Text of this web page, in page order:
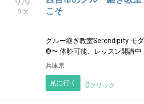
エアロ、ステップ、ダンスの好
👋 イベント情報をはじめ、代
宮城県
西宮市のグルー継ぎ教室